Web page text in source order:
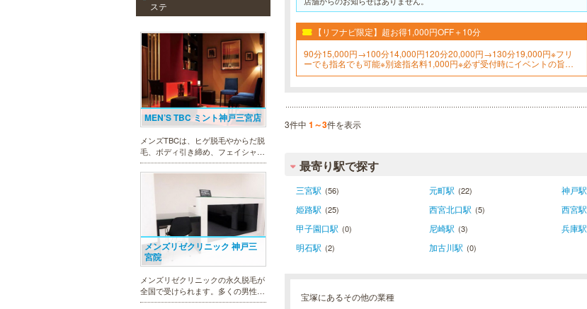
ステ
MEN’S TBC ミント神戸三宮店
メンズTBCは、ヒゲ脱毛やからだ脱
毛、ボディ引き締め、フェイシャル
等、清潔感を保ちたい方や、お手入
れを楽に済ませたい方を全力でサポ
用意し、お待ちしております。
メンズリゼクリニック 神戸三
宮院
メンズリゼクリニックの永久脱毛が
全国で受けられます。多くの男性患
者様にご支持頂き、新宿1院から始
【リフナビ限定】超お得1,000円OFF＋10分
90分15,000円→100分14,000円120分20,000円→130分19,000円※フリ
ーでも指名でも可能※別途指名料1,000円※必ず受付時にイベントの旨を
お申し付けください
3件中 1～3件を表示
最寄り駅で探す
三宮駅 (56) 元町駅 (22) 神戸駅
姫路駅 (25) 西宮北口駅 (5) 西宮駅
甲子園口駅 (0) 尼崎駅 (3) 兵庫駅
明石駅 (2) 加古川駅 (0)
宝塚にあるその他の業種